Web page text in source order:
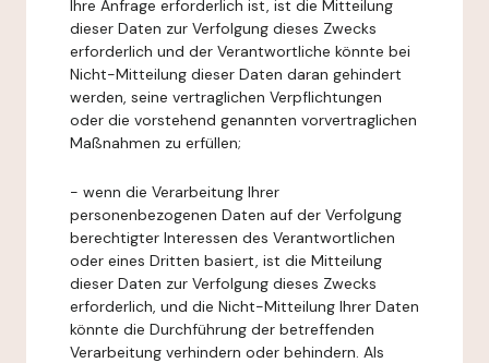
Ihre Anfrage erforderlich ist, ist die Mitteilung
dieser Daten zur Verfolgung dieses Zwecks
erforderlich und der Verantwortliche könnte bei
Nicht-Mitteilung dieser Daten daran gehindert
werden, seine vertraglichen Verpflichtungen
oder die vorstehend genannten vorvertraglichen
Maßnahmen zu erfüllen;
- wenn die Verarbeitung Ihrer
personenbezogenen Daten auf der Verfolgung
berechtigter Interessen des Verantwortlichen
oder eines Dritten basiert, ist die Mitteilung
dieser Daten zur Verfolgung dieses Zwecks
erforderlich, und die Nicht-Mitteilung Ihrer Daten
könnte die Durchführung der betreffenden
Verarbeitung verhindern oder behindern. Als